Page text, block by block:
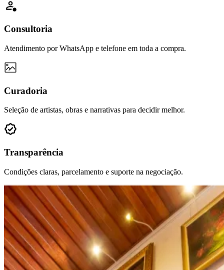
Consultoria
Atendimento por WhatsApp e telefone em toda a compra.
Curadoria
Seleção de artistas, obras e narrativas para decidir melhor.
Transparência
Condições claras, parcelamento e suporte na negociação.